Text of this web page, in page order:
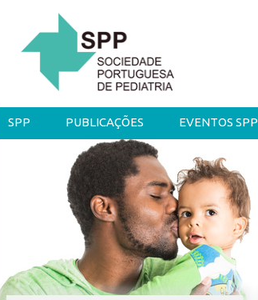
SPP PUBLICAÇÕES EVENTOS SPP